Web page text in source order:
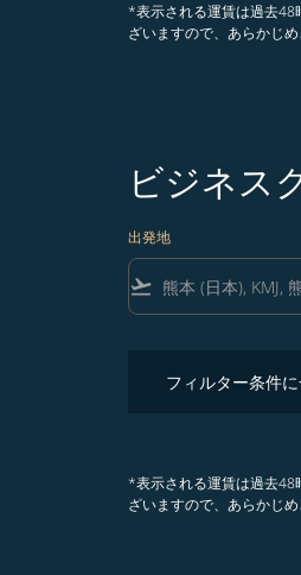
*表示される運賃は過去48
ざいますので、あらかじめ
ビジネス
出発地
flight_takeoff
フィルター条件
*表示される運賃は過去48
ざいますので、あらかじめ